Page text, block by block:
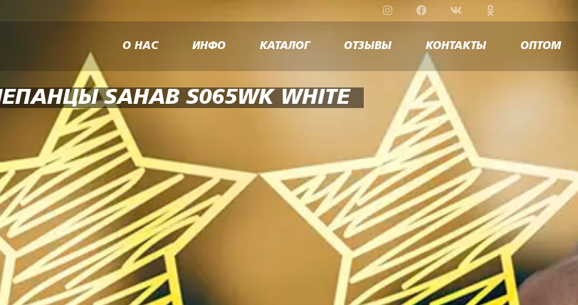
О НАС ИНФО КАТАЛОГ ОТЗЫВЫ КОНТАКТЫ ОПТОМ
SAHAB S065WK WHITE